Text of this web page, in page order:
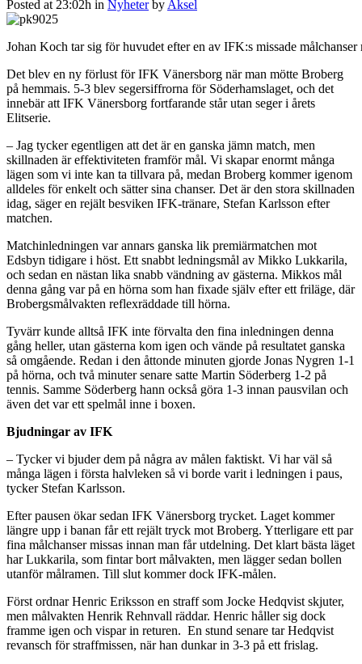
Posted at 23:02h in Nyheter by Aksel
Johan Koch tar sig för huvudet efter en av IFK:s missade
Det blev en ny förlust för IFK Vänersborg när man mötte Broberg
på hemmais. 5-3 blev segersiffrorna för Söderhamslaget, och det
innebär att IFK Vänersborg fortfarande står utan seger i årets
Elitserie.
– Jag tycker egentligen att det är en ganska jämn match, men
skillnaden är effektiviteten framför mål. Vi skapar enormt många
lägen som vi inte kan ta tillvara på, medan Broberg kommer igenom
alldeles för enkelt och sätter sina chanser. Det är den stora skillnaden
idag, säger en rejält besviken IFK-tränare, Stefan Karlsson efter
matchen.
Matchinledningen var annars ganska lik premiärmatchen mot
Edsbyn tidigare i höst. Ett snabbt ledningsmål av Mikko Lukkarila,
och sedan en nästan lika snabb vändning av gästerna. Mikkos mål
denna gång var på en hörna som han fixade själv efter ett friläge, där
Brobergsmålvakten reflexräddade till hörna.
Tyvärr kunde alltså IFK inte förvalta den fina inledningen denna
gång heller, utan gästerna kom igen och vände på resultatet ganska
så omgående. Redan i den åttonde minuten gjorde Jonas Nygren 1-1
på hörna, och två minuter senare satte Martin Söderberg 1-2 på
tennis. Samme Söderberg hann också göra 1-3 innan pausvilan och
även det var ett spelmål inne i boxen.
Bjudningar av IFK
– Tycker vi bjuder dem på några av målen faktiskt. Vi har väl så
många lägen i första halvleken så vi borde varit i ledningen i paus,
tycker Stefan Karlsson.
Efter pausen ökar sedan IFK Vänersborg trycket. Laget kommer
längre upp i banan får ett rejält tryck mot Broberg. Ytterligare ett par
fina målchanser missas innan man får utdelning. Det klart bästa läget
har Lukkarila, som fintar bort målvakten, men lägger sedan bollen
utanför målramen. Till slut kommer dock IFK-målen.
Först ordnar Henric Eriksson en straff som Jocke Hedqvist skjuter,
men målvakten Henrik Rehnvall räddar. Henric håller sig dock
framme igen och vispar in returen. En stund senare tar Hedqvist
revansch för straffmissen, när han dunkar in 3-3 på ett frislag.